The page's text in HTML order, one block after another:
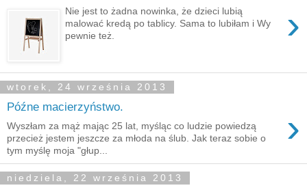
›
Nie jest to żadna nowinka, że dzieci lubią
malować kredą po tablicy. Sama to lubiłam i Wy
pewnie też.
wtorek, 24 września 2013
Późne macierzyństwo. ›
Wyszłam za mąż mając 25 lat, myśląc co ludzie powiedzą
przecież jestem jeszcze za młoda na ślub. Jak teraz sobie o
tym myślę moja "głup...
niedziela, 22 września 2013